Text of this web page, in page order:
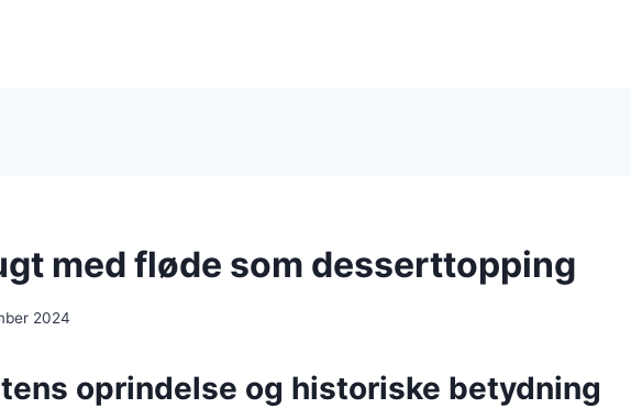
med fløde som desserttopping
2024
oprindelse og historiske betydning